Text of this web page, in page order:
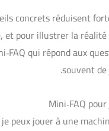
concrets réduisent
et pour illustrer la
qui répond aux
souvent
Mini‑FAQ
je peux jouer à une